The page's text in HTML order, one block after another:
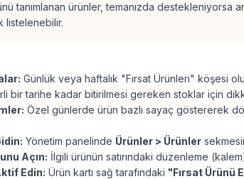
tanımlanan ürünler, temanızda
listelenebilir.
Günlük veya haftalık "Fırsat Ürünleri" köşesi
bir tarihe kadar bitirilmesi gereken stoklar için
Özel günlerde ürün bazlı sayaç göstererek
Yönetim panelinde Ürünler > Ürünler
Açın: İlgili ürünün satırındaki düzenleme
Edin: Ürün kartı sağ tarafındaki "Fırsat Ürünü